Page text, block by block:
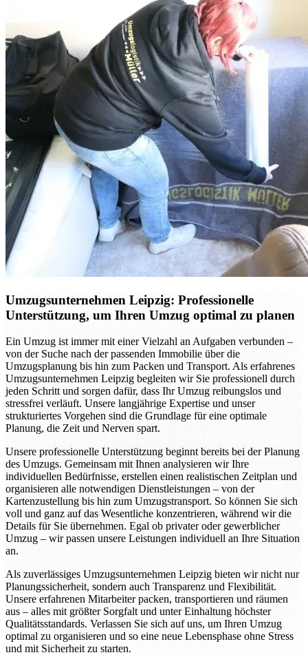
Umzugsunternehmen Leipzig: Professionelle
Unterstützung, um Ihren Umzug optimal zu planen
Ein Umzug ist immer mit einer Vielzahl an Aufgaben verbunden –
von der Suche nach der passenden Immobilie über die
Umzugsplanung bis hin zum Packen und Transport. Als erfahrenes
Umzugsunternehmen Leipzig begleiten wir Sie professionell durch
jeden Schritt und sorgen dafür, dass Ihr Umzug reibungslos und
stressfrei verläuft. Unsere langjährige Expertise und unser
strukturiertes Vorgehen sind die Grundlage für eine optimale
Planung, die Zeit und Nerven spart.
Unsere professionelle Unterstützung beginnt bereits bei der Planung
des Umzugs. Gemeinsam mit Ihnen analysieren wir Ihre
individuellen Bedürfnisse, erstellen einen realistischen Zeitplan und
organisieren alle notwendigen Dienstleistungen – von der
Kartenzustellung bis hin zum Umzugstransport. So können Sie sich
voll und ganz auf das Wesentliche konzentrieren, während wir die
Details für Sie übernehmen. Egal ob privater oder gewerblicher
Umzug – wir passen unsere Leistungen individuell an Ihre Situation
an.
Als zuverlässiges Umzugsunternehmen Leipzig bieten wir nicht nur
Planungssicherheit, sondern auch Transparenz und Flexibilität.
Unsere erfahrenen Mitarbeiter packen, transportieren und räumen
aus – alles mit größter Sorgfalt und unter Einhaltung höchster
Qualitätsstandards. Verlassen Sie sich auf uns, um Ihren Umzug
optimal zu organisieren und so eine neue Lebensphase ohne Stress
und mit Sicherheit zu starten.